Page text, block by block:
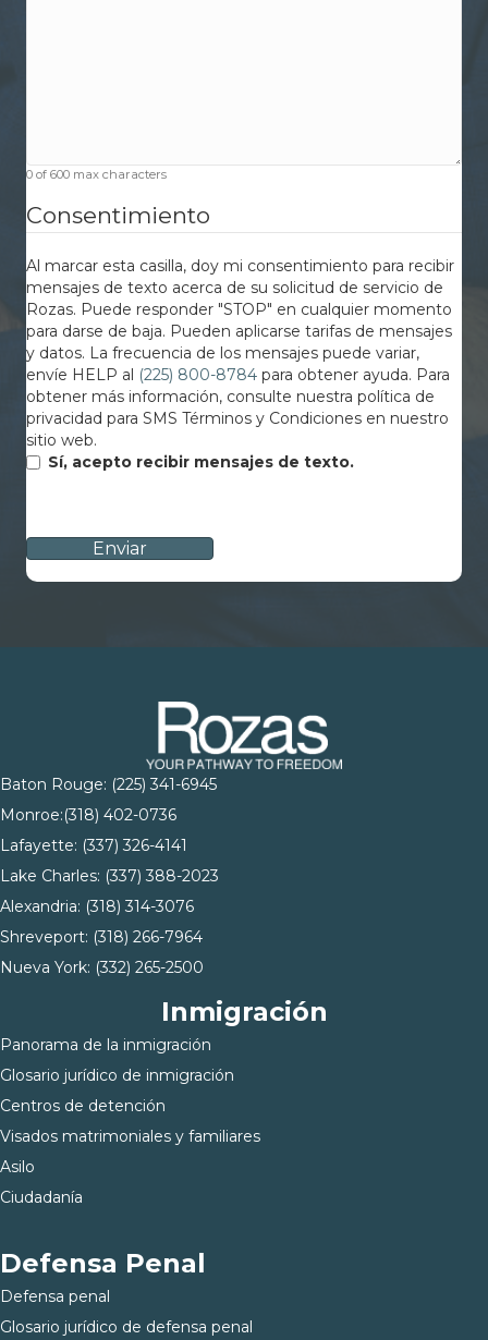
0 of 600 max characters
Consentimiento
Al marcar esta casilla, doy mi consentimiento para recibir
mensajes de texto acerca de su solicitud de servicio de
Rozas. Puede responder "STOP" en cualquier momento
para darse de baja. Pueden aplicarse tarifas de mensajes
y datos. La frecuencia de los mensajes puede variar,
envíe HELP al (225) 800-8784 para obtener ayuda. Para
obtener más información, consulte nuestra política de
privacidad para SMS Términos y Condiciones en nuestro
sitio web.
Sí, acepto recibir mensajes de texto.
Baton Rouge: (225) 341-6945
Monroe:(318) 402-0736
Lafayette: (337) 326-4141
Lake Charles: (337) 388-2023
Alexandria: (318) 314-3076
Shreveport: (318) 266-7964
Nueva York: (332) 265-2500
Inmigración
Panorama de la inmigración
Glosario jurídico de inmigración
Centros de detención
Visados matrimoniales y familiares
Asilo
Ciudadanía
Defensa Penal
Defensa penal
Glosario jurídico de defensa penal